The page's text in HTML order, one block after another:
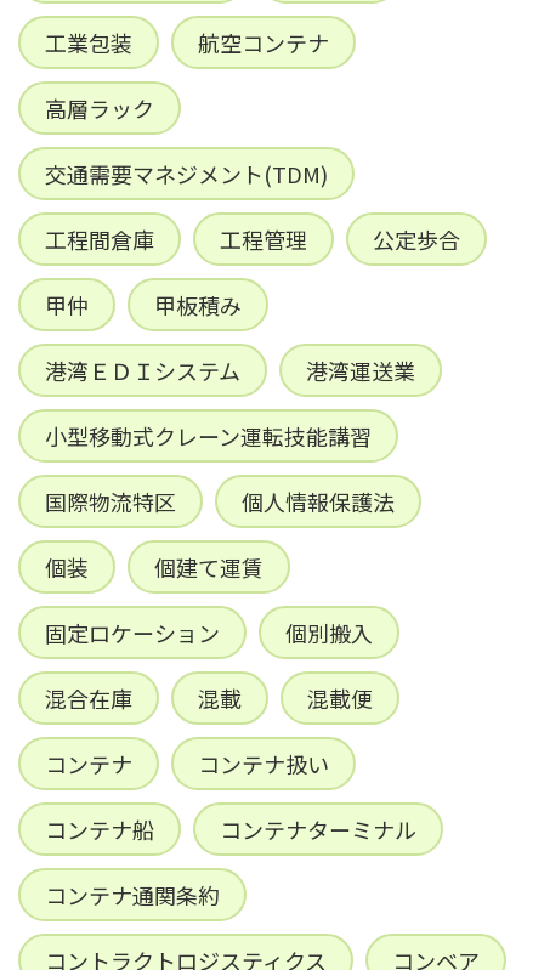
工業包装 航空コンテナ
高層ラック
交通需要マネジメント(TDM)
工程間倉庫 工程管理 公定歩合
甲仲 甲板積み
港湾ＥＤＩシステム 港湾運送業
小型移動式クレーン運転技能講習
国際物流特区 個人情報保護法
個装 個建て運賃
固定ロケーション 個別搬入
混合在庫 混載 混載便
コンテナ コンテナ扱い
コンテナ船 コンテナターミナル
コンテナ通関条約
コントラクトロジスティクス コンベア